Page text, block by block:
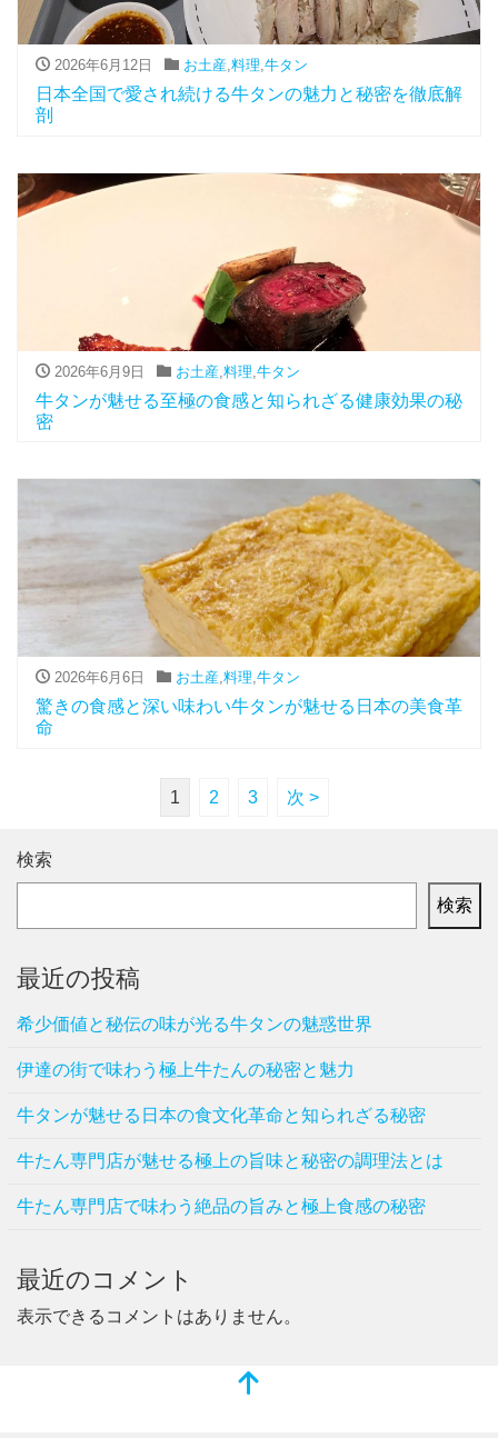
2026年6月12日 お土産,料理,牛タン
日本全国で愛され続ける牛タンの魅力と秘密を徹底解
剖
2026年6月9日 お土産, 料理 牛タン
牛タンが魅せる至極の食感と知られざる健康効果の秘
密
2026年6月6日 お土産,料理,牛タン
驚きの食感と深い味わい牛タンが魅せる日本の美食革
命
1 2 3 次 >
検索
検索
最近の投稿
希少価値と秘伝の味が光る牛タンの魅惑世界
伊達の街で味わう極上牛たんの秘密と魅力
牛タンが魅せる日本の食文化革命と知られざる秘密
牛たん専門店が魅せる極上の旨味と秘密の調理法とは
牛たん専門店で味わう絶品の旨みと極上食感の秘密
最近のコメント
表示できるコメントはありません。